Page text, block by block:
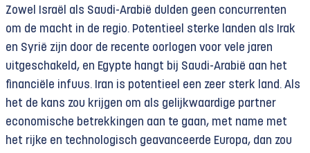
Zowel Israël als Saudi-Arabië dulden geen concurrenten
om de macht in de regio. Potentieel sterke landen als Irak
en Syrië zijn door de recente oorlogen voor vele jaren
uitgeschakeld, en Egypte hangt bij Saudi-Arabië aan het
financiële infuus. Iran is potentieel een zeer sterk land. Als
het de kans zou krijgen om als gelijkwaardige partner
economische betrekkingen aan te gaan, met name met
het rijke en technologisch geavanceerde Europa, dan zou